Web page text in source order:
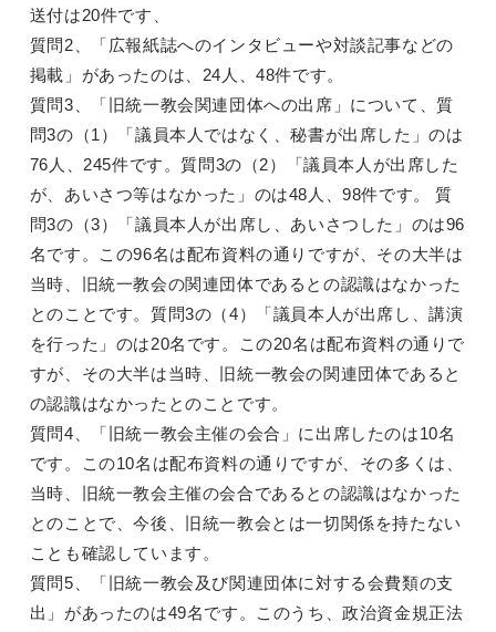
送付は20件です、
質問2、「広報紙誌へのインタビューや対談記事などの
掲載」があったのは、24人、48件です。
質問3、「旧統一教会関連団体への出席」について、質
問3の（1）「議員本人ではなく、秘書が出席した」のは
76人、245件です。質問3の（2）「議員本人が出席した
が、あいさつ等はなかった」のは48人、98件です。 質
問3の（3）「議員本人が出席し、あいさつした」のは96
名です。この96名は配布資料の通りですが、その大半は
当時、旧統一教会の関連団体であるとの認識はなかった
とのことです。質問3の（4）「議員本人が出席し、講演
を行った」のは20名です。この20名は配布資料の通りで
すが、その大半は当時、旧統一教会の関連団体であると
の認識はなかったとのことです。
質問4、「旧統一教会主催の会合」に出席したのは10名
です。この10名は配布資料の通りですが、その多くは、
当時、旧統一教会主催の会合であるとの認識はなかった
とのことで、今後、旧統一教会とは一切関係を持たない
ことも確認しています。
質問5、「旧統一教会及び関連団体に対する会費類の支
出」があったのは49名です。このうち、政治資金規正法